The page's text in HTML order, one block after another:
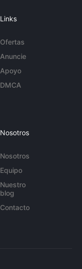
Links
Ofertas
Anuncie
Apoyo
DMCA
Nosotros
Nosotros
Equipo
Nuestro
blog
Contacto